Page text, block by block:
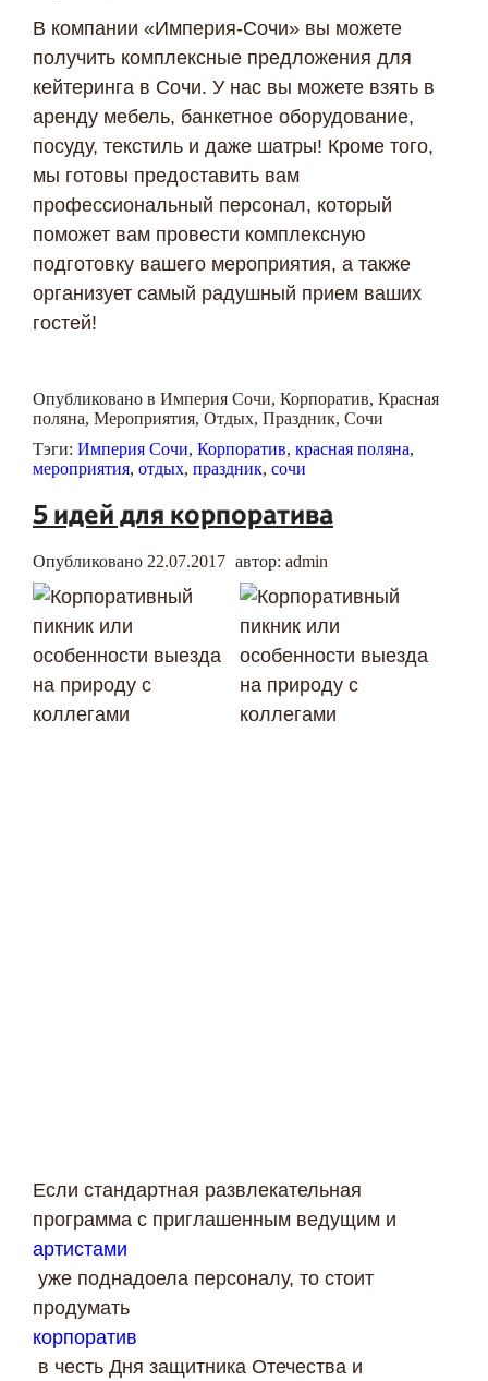
В компании «Империя-Сочи» вы можете
получить комплексные предложения для
кейтеринга в Сочи. У нас вы можете взять в
аренду мебель, банкетное оборудование,
посуду, текстиль и даже шатры! Кроме того,
мы готовы предоставить вам
профессиональный персонал, который
поможет вам провести комплексную
подготовку вашего мероприятия, а также
организует самый радушный прием ваших
гостей!
Опубликовано в Империя Сочи, Корпоратив, Красная
поляна, Мероприятия, Отдых, Праздник, Сочи
Тэги: Империя Сочи, Корпоратив, красная поляна,
мероприятия, отдых, праздник, сочи
5 идей для корпоратива
Опубликовано 22.07.2017 автор: admin
Если стандартная развлекательная
программа с приглашенным ведущим и
артистами
уже поднадоела персоналу, то стоит
продумать
корпоратив
в честь Дня защитника Отечества и